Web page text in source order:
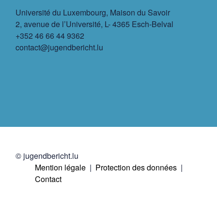
Université du Luxembourg, Maison du Savoir
2, avenue de l’Université, L- 4365 Esch-Belval
+352 46 66 44 9362
contact@jugendbericht.lu
© jugendbericht.lu
Mention légale
Protection des données
Contact